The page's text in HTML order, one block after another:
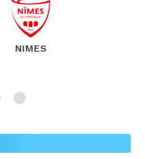
NIMES